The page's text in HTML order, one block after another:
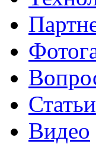
Статьи
Видео